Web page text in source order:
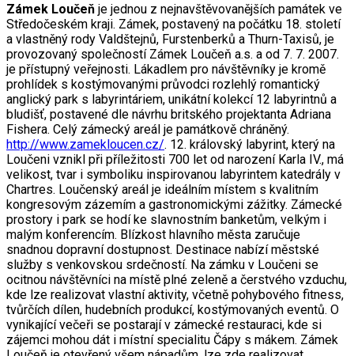
Zámek Loučeň je jednou z nejnavštěvovanějších památek ve
Středočeském kraji. Zámek, postavený na počátku 18. století
a vlastněný rody Valdštejnů, Furstenberků a Thurn-Taxisů, je
provozovaný společností Zámek Loučeň a.s. a od 7. 7. 2007.
je přístupný veřejnosti. Lákadlem pro návštěvníky je kromě
prohlídek s kostýmovanými průvodci rozlehlý romantický
anglický park s labyrintáriem, unikátní kolekcí 12 labyrintnů a
bludišť, postavené dle návrhu britského projektanta Adriana
Fishera. Celý zámecký areál je památkově chráněný.
http://www.zamekloucen.cz/. 12. královský labyrint, který na
Loučeni vznikl při příležitosti 700 let od narození Karla IV., má
velikost, tvar i symboliku inspirovanou labyrintem katedrály v
Chartres. Loučenský areál je ideálním místem s kvalitním
kongresovým zázemím a gastronomickými zážitky. Zámecké
prostory i park se hodí ke slavnostním banketům, velkým i
malým konferencím. Blízkost hlavního města zaručuje
snadnou dopravní dostupnost. Destinace nabízí městské
služby s venkovskou srdečností. Na zámku v Loučeni se
ocitnou návštěvníci na místě plné zeleně a čerstvého vzduchu,
kde lze realizovat vlastní aktivity, včetně pohybového fitness,
tvůrčích dílen, hudebních produkcí, kostýmovaných eventů. O
vynikající večeři se postarají v zámecké restauraci, kde si
zájemci mohou dát i místní specialitu Čápy s mákem. Zámek